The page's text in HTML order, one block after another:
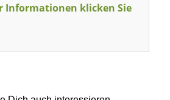
Informationen klicken Sie